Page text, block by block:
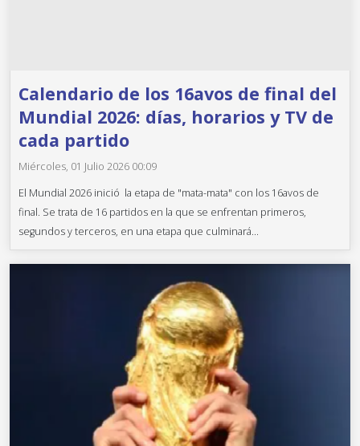
Calendario de los 16avos de final del
Mundial 2026: días, horarios y TV de
cada partido
Miércoles, 01 Julio 2026 00:09
El Mundial 2026 inició la etapa de "mata-mata" con los 16avos de
final. Se trata de 16 partidos en la que se enfrentan primeros,
segundos y terceros, en una etapa que culminará...